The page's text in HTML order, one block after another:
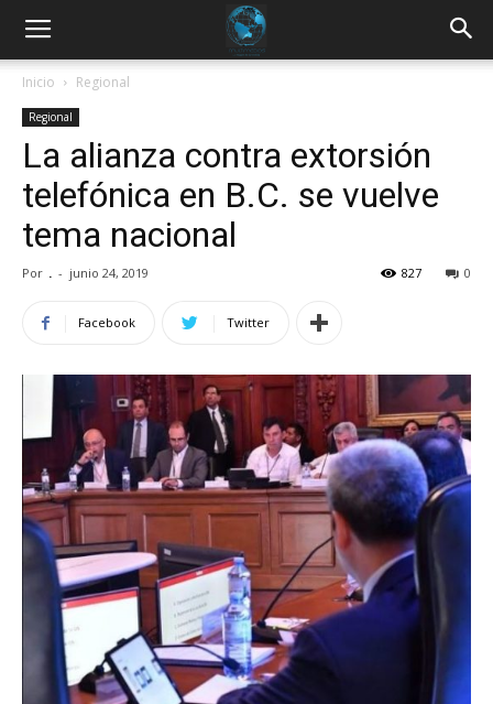
Inicio Regional
Regional
La alianza contra extorsión
telefónica en B.C. se vuelve
tema nacional
Por . - junio 24, 2019 0
827
Facebook Twitter